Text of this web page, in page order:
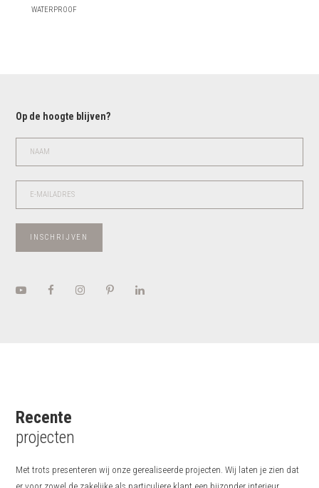
WATERPROOF
Op de hoogte blijven?
INSCHRIJVEN
Recente
projecten
Met trots presenteren wij onze gerealiseerde projecten. Wij laten je zien dat